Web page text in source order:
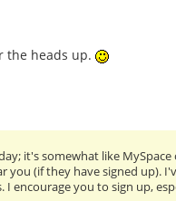
the heads up.
it's somewhat like
you (if they have signed up).
encourage you to sign up,